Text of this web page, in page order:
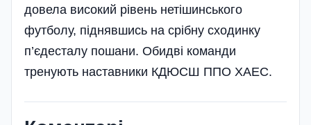
довела високий рівень неті­шинського
футболу, піднявшись на срібну сходинку
п’єдесталу пошани. Обидві команди
тренують наставники КДЮСШ ППО ХАЕС.